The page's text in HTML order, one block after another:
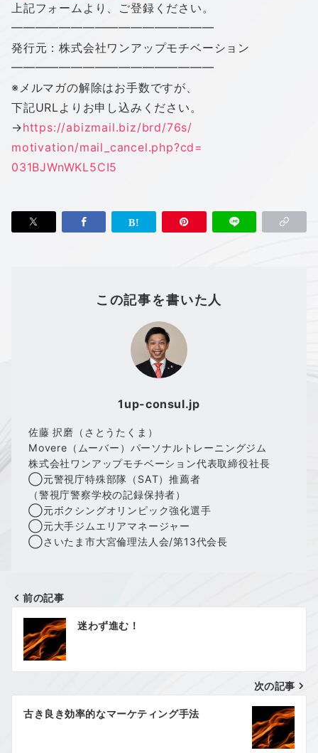
上記フォームより、ご登録ください。
━━━━━━━━━━━━━━━━━
発行元：株式会社ワンアップモチベーション
━━━━━━━━━━━━━━━━━
※メルマガの解除はお手数ですが、
下記URLよりお申し込みください。
→https://abizmail.biz/brd/76s/
motivation/mail_cancel.php?cd=
031BJWnWKL5CI5
この記事を書いた人
1up-consul.jp
佐藤 択磨（さとうたくま）
Movere（ムーバー）パーソナルトレーニングジム
株式会社ワンアップモチベーション代表取締役社長
◯元警視庁特殊部隊（SAT）推薦者
（警視庁警察学校の記録保持者）
◯元ボクシングオリンピック強化選手
◯元大手ジムエリアマネージャー
◯さいたま市大宮倫理法人会/第13代会長
投
稿
ナ
ゲ
前の記事
迷わず進む！
次の記事
古き良き効率的なマーケティング手法